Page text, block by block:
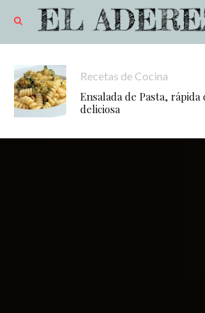
Recetas de Cocina
Ensalada de Pasta,
deliciosa